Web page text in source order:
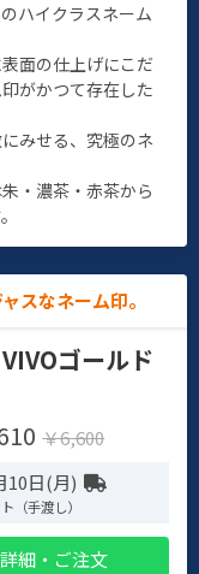
ハイクラスネーム
面の仕上げにこだ
がかつて存在した
みせる、究極のネ
・濃茶・赤茶から
スなネーム印。
ゴールド
￥6,600
10日(月)
（手渡し）
細・ご注文